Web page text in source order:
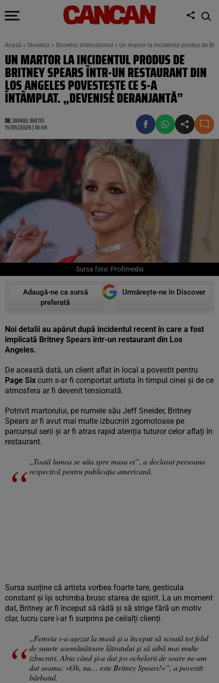
Acasă » Showbiz » Showbiz internațional » Un martor la incidentul produs de
UN MARTOR LA INCIDENTUL PRODUS DE
BRITNEY SPEARS ÎNTR-UN RESTAURANT DIN
LOS ANGELES POVESTEȘTE CE S-A
ÎNTÂMPLAT. „DEVENISE DERANJANTĂ”
DE:DANIEL MATEI
15/05/2026 | 16:49
Sursa foto: Profimedia
Adaugă-ne ca sursă
preferată
Urmărește-ne în Discover
Noi detalii au apărut după incidentul recent în care a fost
implicată Britney Spears într-un restaurant din Los
Angeles.
De această dată, un client aflat în local a povestit pentru
Page Six cum s-ar fi comportat artista în timpul cinei și de ce
atmosfera ar fi devenit tensionată.
Potrivit martorului, pe numele său Jeff Sneider, Britney
Spears ar fi avut mai multe izbucniri zgomotoase pe
parcursul serii și ar fi atras rapid atenția tuturor celor aflați în
restaurant.
„Toată lumea se uita spre masa ei”, a declarat persoana
respectivă pentru publicația americană.
Sursa susține că artista vorbea foarte tare, gesticula
constant și își schimba brusc starea de spirit. La un moment
dat, Britney ar fi început să râdă și să strige fără un motiv
clar, lucru care i-ar fi surprins pe ceilalți clienți.
„Femeia s-a așezat la masă și a început să scoată tot felul
de sunete asemănătoare lătratului și să aibă mai multe
izbucniri. Abia când și-a dat jos ochelarii de soare ne-am
dat seama: «Oh, nu… este Britney Spears!»”, a povestit
bărbatul.